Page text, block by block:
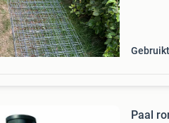
Gebruikt
Paal